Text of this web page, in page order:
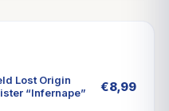
magie op in de Sword
Lost Origin
“Infernape”
€8,99